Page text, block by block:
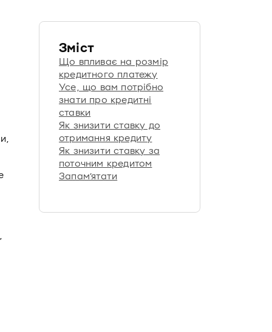
Зміст
Що впливає на розмір
кредитного платежу
Усе, що вам потрібно
знати про кредитні
ставки
Як знизити ставку до
отримання кредиту
Як знизити ставку за
поточним кредитом
Запам’ятати